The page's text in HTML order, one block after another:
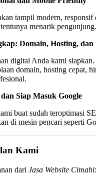
tampil modern, responsif
menarik pengunjung.
Domain, Hosting, dan
digital Anda kami
domain, hosting cepat,
Siap Masuk Google
buat sudah teroptimasi
di mesin pencari seperti
Kami
dari Jasa Website Cimahi: